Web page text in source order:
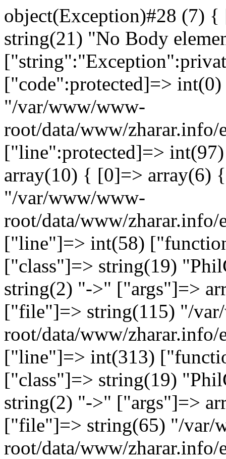
object(Exception)#28 (7) {
string(21) "No Body
["code":protected]=>
"/var/www/www-
root/data/www/
["line":protected]=>
array(10) { [0]=> array(6)
"/var/www/www-
root/data/www/
["line"]=> int(58)
["class"]=> string(19)
string(2) "->" ["args"]=>
["file"]=> string(115) "/
root/data/www/
["line"]=> int(313)
["class"]=> string(19)
string(2) "->" ["args"]=>
["file"]=> string(65) "/var/
root/data/www/